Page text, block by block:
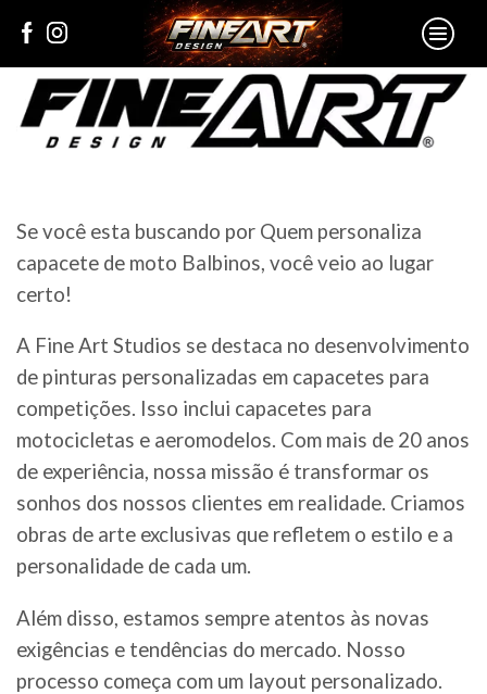
Se você esta buscando por Quem personaliza
capacete de moto Balbinos, você veio ao lugar
certo!
A Fine Art Studios se destaca no desenvolvimento
de pinturas personalizadas em capacetes para
competições. Isso inclui capacetes para
motocicletas e aeromodelos. Com mais de 20 anos
de experiência, nossa missão é transformar os
sonhos dos nossos clientes em realidade. Criamos
obras de arte exclusivas que refletem o estilo e a
personalidade de cada um.
Além disso, estamos sempre atentos às novas
exigências e tendências do mercado. Nosso
processo começa com um layout personalizado.